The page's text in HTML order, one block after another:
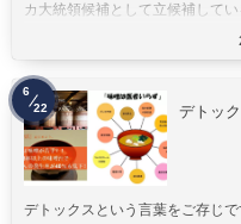
カ大統領候補として立候補してい
デトッ
デトックスという言葉をご存じ
6
22